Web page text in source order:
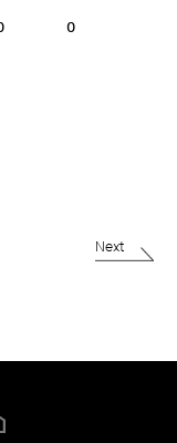
0
Next